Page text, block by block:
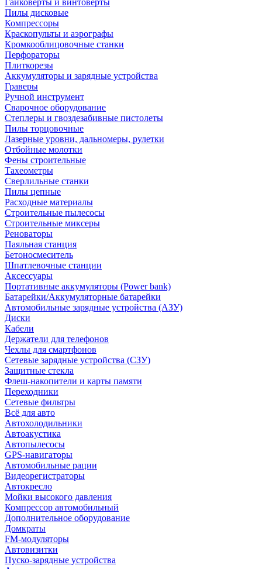
Гайковерты и винтоверты
Пилы дисковые
Компрессоры
Краскопульты и аэрографы
Кромкооблицовочные станки
Перфораторы
Плиткорезы
Аккумуляторы и зарядные устройства
Граверы
Ручной инструмент
Сварочное оборудование
Степлеры и гвоздезабивные пистолеты
Пилы торцовочные
Лазерные уровни, дальномеры, рулетки
Отбойные молотки
Фены строительные
Тахеометры
Сверлильные станки
Пилы цепные
Расходные материалы
Строительные пылесосы
Строительные миксеры
Реноваторы
Паяльная станция
Бетоносмеситель
Шпатлевочные станции
Аксессуары
Портативные аккумуляторы (Power bank)
Батарейки/Аккумуляторные батарейки
Автомобильные зарядные устройства (АЗУ)
Диски
Кабели
Держатели для телефонов
Чехлы для смартфонов
Сетевые зарядные устройства (СЗУ)
Защитные стекла
Флеш-накопители и карты памяти
Переходники
Сетевые фильтры
Всё для авто
Автохолодильники
Автоакустика
Автопылесосы
GPS-навигаторы
Автомобильные рации
Видеорегистраторы
Автокресло
Мойки высокого давления
Компрессор автомобильный
Дополнительное оборудование
Домкраты
FM-модуляторы
Автовизитки
Пуско-зарядные устройства